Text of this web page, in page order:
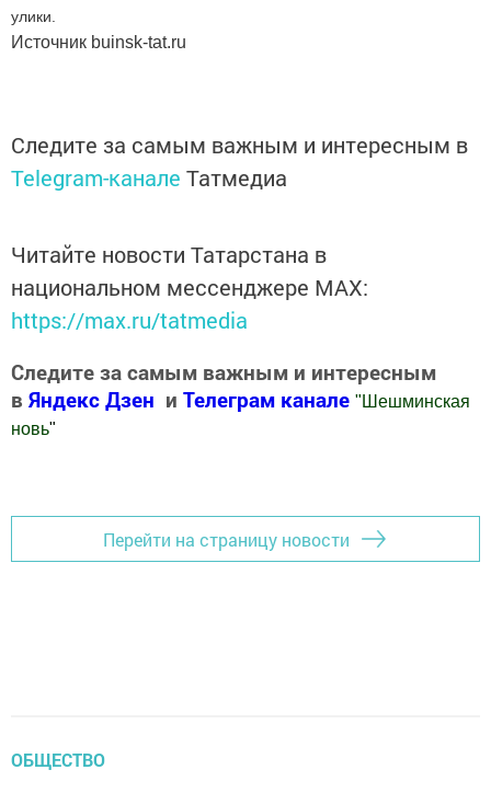
улики.
Источник buinsk-tat.ru
Следите за самым важным и интересным в
Telegram-канале Татмедиа
Читайте новости Татарстана в
национальном мессенджере MАХ:
https://max.ru/tatmedia
Следите за самым важным и интересным
в Яндекс Дзен и Телеграм канале " Шешминская
новь"
Перейти на страницу новости
ОБЩЕСТВО